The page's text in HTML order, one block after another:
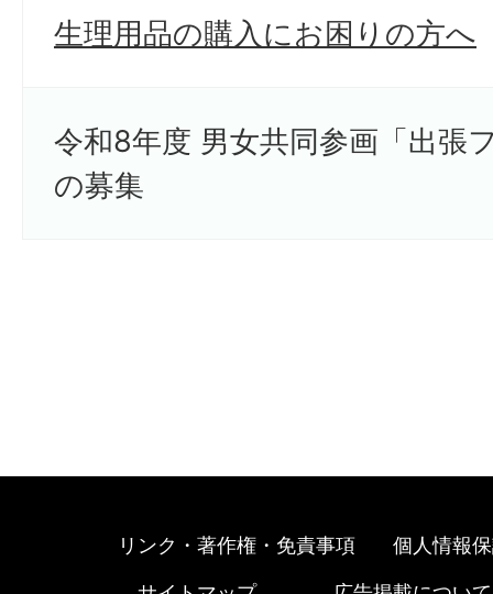
生理用品の購入にお困りの方へ
令和8年度 男女共同参画「出張
の募集
リンク・著作権・免責事項 個人情報